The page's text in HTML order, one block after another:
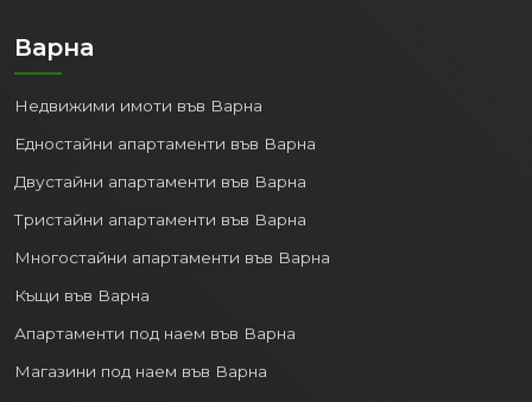
Варна
Недвижими имоти във Варна
Едностайни апартаменти във Варна
Двустайни апартаменти във Варна
Тристайни апартаменти във Варна
Многостайни апартаменти във Варна
Къщи във Варна
Апартаменти под наем във Варна
Магазини под наем във Варна